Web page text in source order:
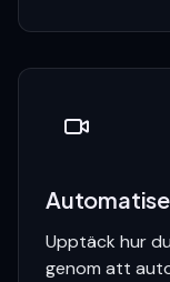
Upptäck hur
genom att